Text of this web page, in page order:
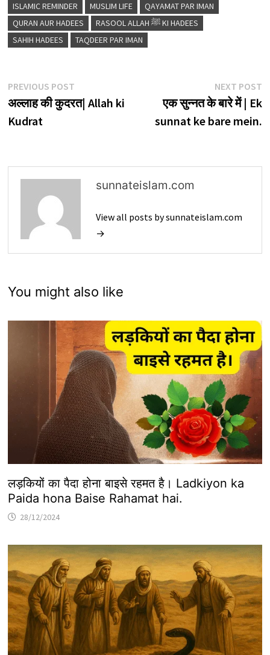
ISLAMIC REMINDER
MUSLIM LIFE
QAYAMAT PAR IMAN
QURAN AUR HADEES
RASOOL ALLAH ﷺ KI HADEES
SAHIH HADEES
TAQDEER PAR IMAN
Post
navigation
PREVIOUS POSTPrevious
post:
अल्लाह की कुदरत| Allah ki
Kudrat
NEXT POST
एक सुन्नत के बारे में | Ek
sunnat ke bare mein.
sunnateislam.com
View all posts by sunnateislam.com
→
You might also like
लड़कियों का पैदा होना बाइसे रहमत है। Ladkiyon ka
Paida hona Baise Rahamat hai.
28/12/2024